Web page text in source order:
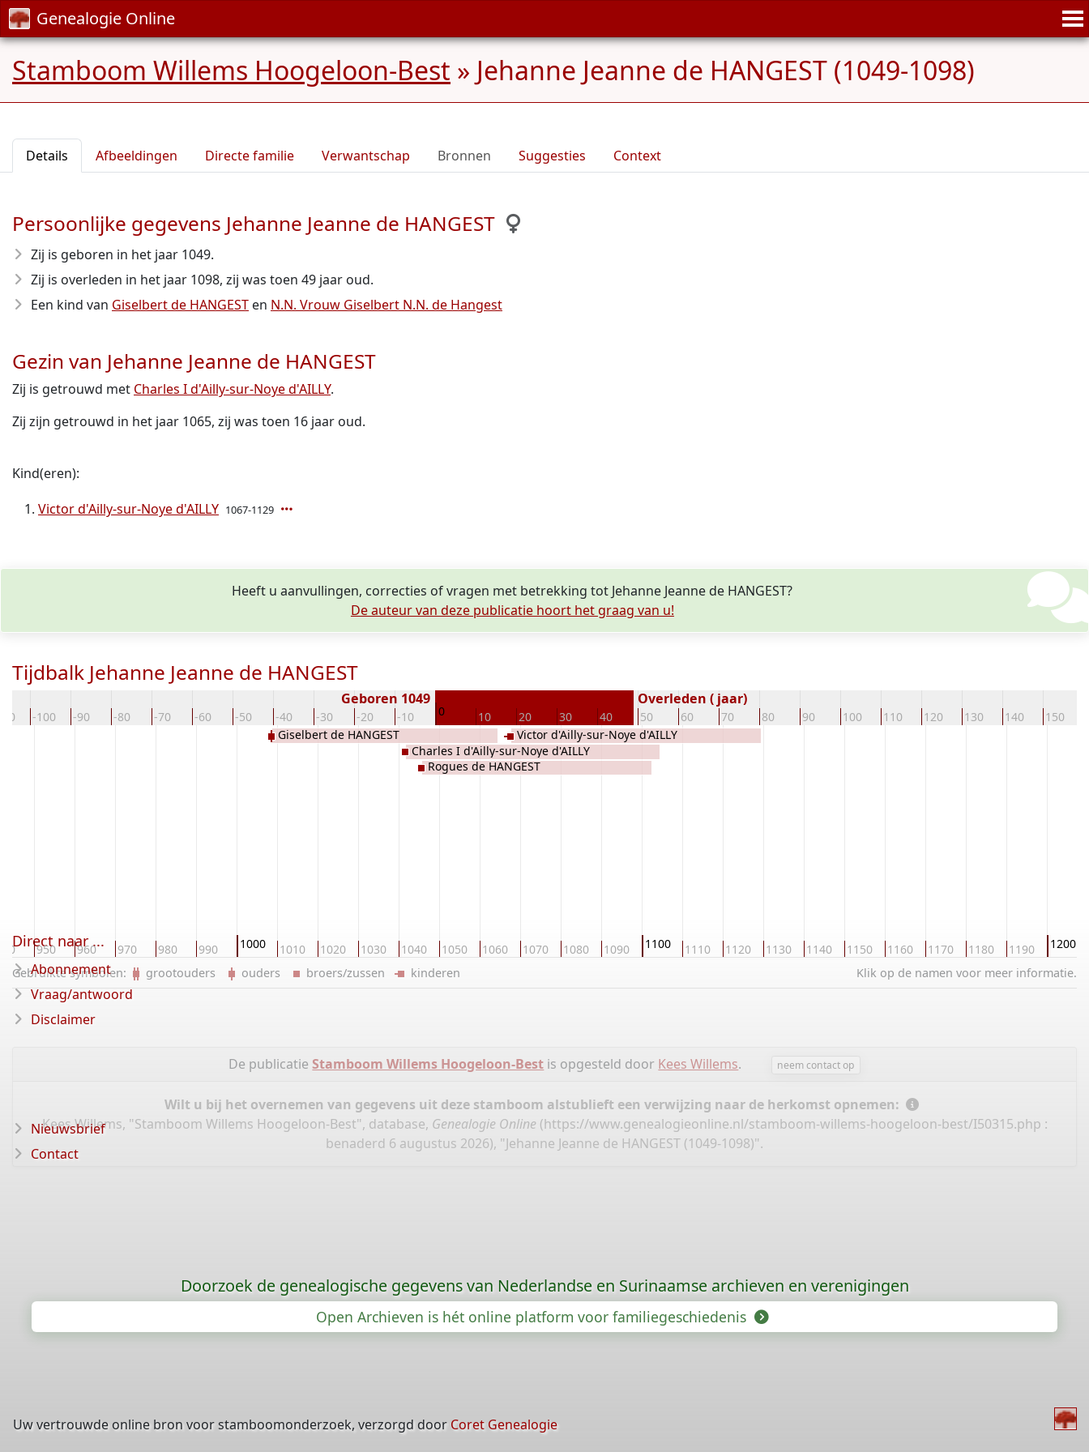
Genealogie Online
Stamboom Willems Hoogeloon-Best » Jehanne Jeanne de HANGEST (1049-1098)
Details Afbeeldingen Directe familie Verwantschap Bronnen Suggesties Context
Persoonlijke gegevens Jehanne Jeanne de HANGEST
Zij is geboren in het jaar 1049.
Zij is overleden in het jaar 1098, zij was toen 49 jaar oud.
Een kind van Giselbert de HANGEST en N.N. Vrouw Giselbert N.N. de Hangest
Gezin van Jehanne Jeanne de HANGEST
Zij is getrouwd met Charles I d'Ailly-sur-Noye d'AILLY.
Zij zijn getrouwd in het jaar 1065, zij was toen 16 jaar oud.
Kind(eren):
Victor d'Ailly-sur-Noye d'AILLY 1067-1129
Heeft u aanvullingen, correcties of vragen met betrekking tot Jehanne Jeanne de HANGEST?
De auteur van deze publicatie hoort het graag van u!
Tijdbalk Jehanne Jeanne de HANGEST
-100 -90 -80 -70 -60 -50 -40 -30 -20 -10 0 10 20 30 40 50 60 70 80 90 100 110 120 130 140 150
Geboren 1049 Overleden ( jaar)
950 960 970 980 990 1000 1010 1020 1030 1040 1050 1060 1070 1080 1090 1100 1110 1120 1130 1140 1150 1160 1170 1180 1190 1200
Giselbert de HANGEST
Charles I d'Ailly-sur-Noye d'AILLY
Rogues de HANGEST
Victor d'Ailly-sur-Noye d'AILLY
Klik op de namen voor meer informatie.
Gebruikte symbolen: grootouders ouders broers/zussen kinderen
De publicatieStamboom Willems Hoogeloon-Best is opgesteld door Kees Willems. neem contact op
Wilt u bij het overnemen van gegevens uit deze stamboom alstublieft een verwijzing naar de herkomst opnemen:
Kees Willems, "Stamboom Willems Hoogeloon-Best", database, Genealogie Online (https://www.genealogieonline.nl/stamboom-willems-hoogeloon-best/I50315.php :
benaderd 6 augustus 2026), "Jehanne Jeanne de HANGEST (1049-1098)".
Direct naar ...
Abonnement
Vraag/antwoord
Disclaimer
Nieuwsbrief
Contact
Doorzoek de genealogische gegevens van Nederlandse en Surinaamse archieven en verenigingen
Open Archieven is hét online platform voor familiegeschiedenis
Uw vertrouwde online bron voor stamboomonderzoek, verzorgd door Coret Genealogie